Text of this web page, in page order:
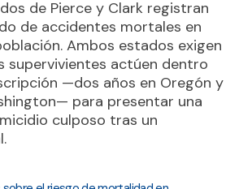
de Pierce y Clark registran
de accidentes mortales en
Ambos estados exigen
supervivientes actúen dentro
—dos años en Oregón y
para presentar una
culposo tras un